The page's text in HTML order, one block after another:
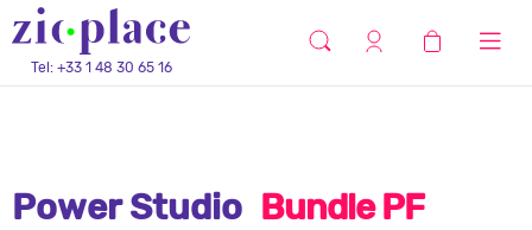
Tel: +33 1 48 30 65 16
Power Studio Bundle PF